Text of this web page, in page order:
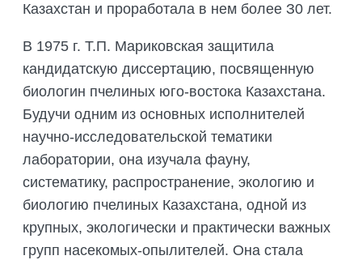
Казахстан и проработала в нем более З0 лет.
В 1975 г. Т.П. Мариковская защитила
кандидатскую диссертацию, посвященную
биологин пчелиных юго-востока Казахстана.
Будучи одним из основных исполнителей
научно-исследовательской тематики
лаборатории, она изучала фауну,
систематику, распространение, экологию и
биологию пчелиных Казахстана, одной из
крупных, экологически и практически важных
групп насекомых-опылителей. Она стала